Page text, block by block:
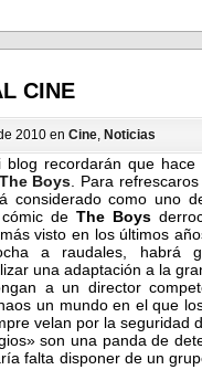
CINE
2010 en Cine, Noticias
blog recordarán que
The Boys . Para
considerado como uno
de The Boys
visto en los últimos
a raudales, habrá
una adaptación a la
a un director
un mundo en el que
velan por la
son una panda de
falta disponer de un